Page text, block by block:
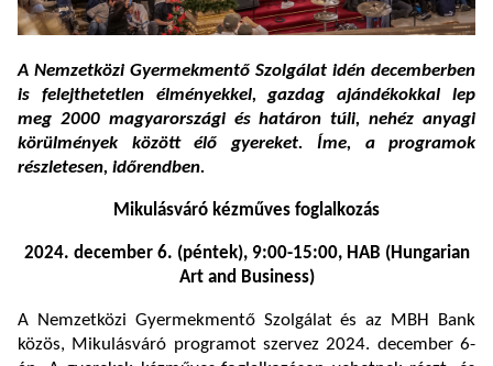
A Nemzetközi Gyermekmentő Szolgálat idén decemberben
is felejthetetlen élményekkel, gazdag ajándékokkal lep
meg 2000 magyarországi és határon túli, nehéz anyagi
körülmények között élő gyereket. Íme, a programok
részletesen, időrendben.
Mikulásváró kézműves foglalkozás
2024. december 6. (péntek), 9:00-15:00, HAB (Hungarian
Art and Business)
A Nemzetközi Gyermekmentő Szolgálat és az MBH Bank
közös, Mikulásváró programot szervez 2024. december 6-